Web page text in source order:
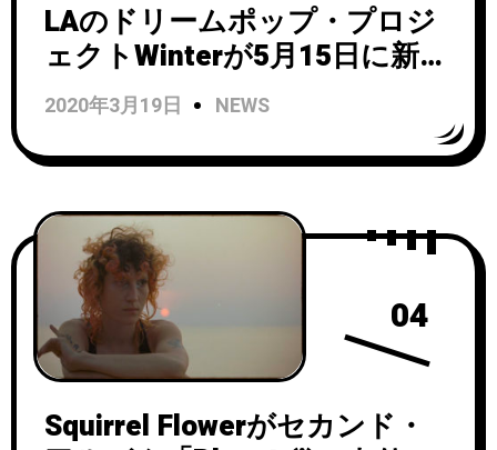
LAのドリームポップ・プロジ
ェクトWinterが5月15日に新作
アルバム「Endless Space
(Between You＆I)」をリリー
ス！
2020年3月19日 NEWS
04
Squirrel Flowerがセカンド・